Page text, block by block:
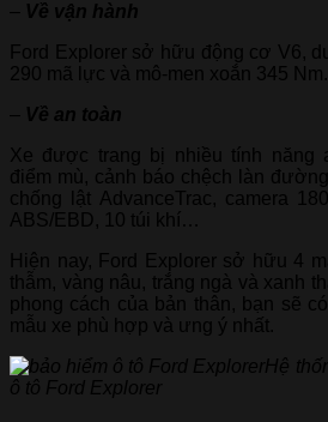
– Về vận hành
Ford Explorer sở hữu động cơ V6,
290 mã lực và mô-men xoắn 345
– Về an toàn
Xe được trang bị nhiều tính năng
điểm mù, cảnh báo chệch làn
chống lật AdvanceTrac, camera
ABS/EBD, 10 túi khí…
Hiện nay, Ford Explorer sở hữu 4
thẫm, vàng nâu, trắng ngà và xanh
phong cách của bản thân, bạn sẽ
mẫu xe phù hợp và ưng ý nhất.
Hệ
ô tô Ford Explorer